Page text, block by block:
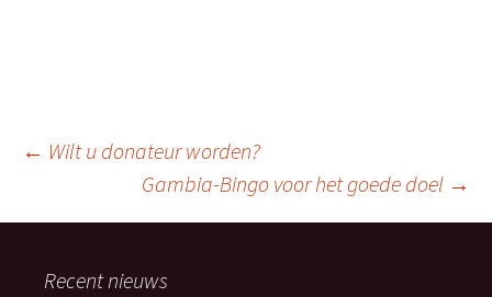
Berichtnavigatie
← Wilt u donateur worden?
Gambia-Bingo voor het goede doel →
Recent nieuws